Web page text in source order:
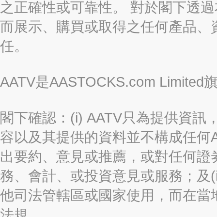
之正確性或可靠性。 對於閣下透
而展示、購買或取得之任何產品
任。
AATV是AASTOCKS.com Limited
閣下確認：(i) AATV只為提供資訊
容以及其提供的資料並不構成任
出要約、意見或推薦，或對任何
務、會計、或投資意見或服務；
他司法管轄區或國家使用，而在